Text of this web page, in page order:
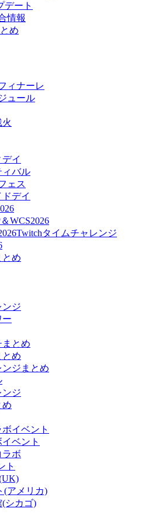
デート
情報
め
ィナーレ
ュール
イ
ィバル
ェス
デイ
WCS2026
タイムチャレンジ
とめ
ンジ
ー
まとめ
とめ
ジまとめ
ンジ
め
イベント
ベント
ラボ
ト
(アメリカ)
シカゴ)